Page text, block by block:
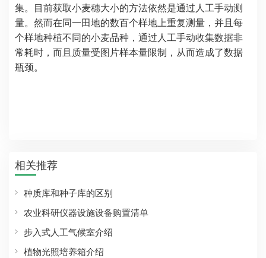
集。目前获取小麦穗大小的方法依然是通过人工手动测
量。然而在同一田地的数百个样地上重复测量，并且每
个样地种植不同的小麦品种，通过人工手动收集数据非
常耗时，而且质量受图片样本量限制，从而造成了数据
瓶颈。
相关推荐
种质库和种子库的区别
农业科研仪器设施设备购置清单
步入式人工气候室介绍
植物光照培养箱介绍